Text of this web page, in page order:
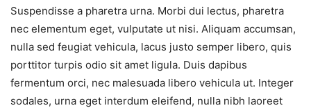
Suspendisse a pharetra urna. Morbi dui lectus, pharetra
nec elementum eget, vulputate ut nisi. Aliquam accumsan,
nulla sed feugiat vehicula, lacus justo semper libero, quis
porttitor turpis odio sit amet ligula. Duis dapibus
fermentum orci, nec malesuada libero vehicula ut. Integer
sodales, urna eget interdum eleifend, nulla nibh laoreet